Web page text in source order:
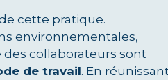
cette pratique.
environnementales,
collaborateurs sont
de travail. En réunissant